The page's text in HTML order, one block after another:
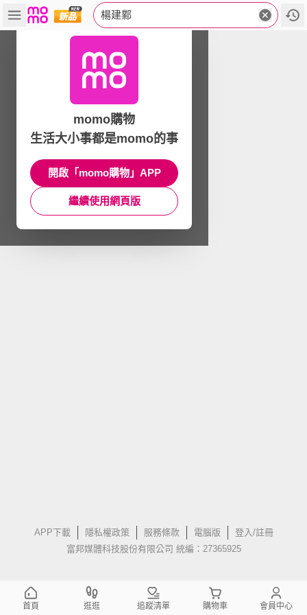
楊建鄴
APP下載 隱私權政策 服務條款 電腦版
登入/註冊
富邦媒體科技股份有限公司 統編：27365925
momo購物
生活大小事都是momo的事
開啟「momo購物」APP
繼續使用網頁版
首頁 逛逛 追蹤清單 購物車 會員中心